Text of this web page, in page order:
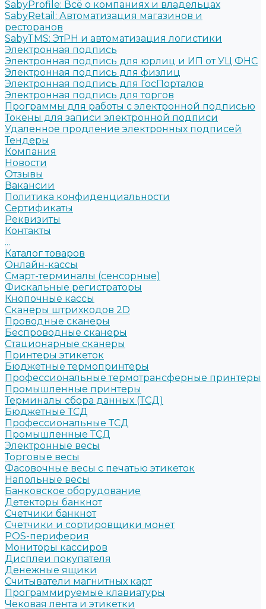
SabyProfile: Всё о компаниях и владельцах
SabyRetail: Автоматизация магазинов и
ресторанов
SabyTMS: ЭтРН и автоматизация логистики
Электронная подпись
Электронная подпись для юрлиц и ИП от УЦ ФНС
Электронная подпись для физлиц
Электронная подпись для ГосПорталов
Электронная подпись для торгов
Программы для работы с электронной подписью
Токены для записи электронной подписи
Удаленное продление электронных подписей
Тендеры
Компания
Новости
Отзывы
Вакансии
Политика конфиденциальности
Сертификаты
Реквизиты
Контакты
...
Каталог товаров
Онлайн-кассы
Смарт-терминалы (сенсорные)
Фискальные регистраторы
Кнопочные кассы
Сканеры штрихкодов 2D
Проводные сканеры
Беспроводные сканеры
Стационарные сканеры
Принтеры этикеток
Бюджетные термопринтеры
Профессиональные термотрансферные принтеры
Промышленные принтеры
Терминалы сбора данных (ТСД)
Бюджетные ТСД
Профессиональные ТСД
Промышленные ТСД
Электронные весы
Торговые весы
Фасовочные весы с печатью этикеток
Напольные весы
Банковское оборудование
Детекторы банкнот
Счетчики банкнот
Счетчики и сортировщики монет
POS-периферия
Мониторы кассиров
Дисплеи покупателя
Денежные ящики
Считыватели магнитных карт
Программируемые клавиатуры
Чековая лента и этикетки